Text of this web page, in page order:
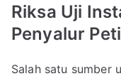
Riksa Uji
Penyalur
Salah satu sumber